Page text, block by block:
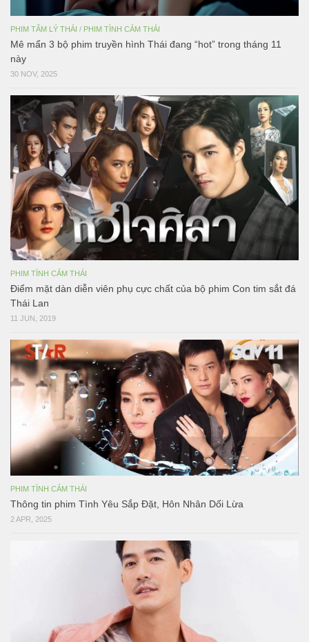
PHIM TÂM LÝ THÁI / PHIM TÌNH CẢM THÁI
Mê mẩn 3 bộ phim truyền hình Thái đang “hot” trong tháng 11
này
30 NOV, 2025
PHIM TÌNH CẢM THÁI
Điểm mặt dàn diễn viên phụ cực chất của bộ phim Con tim sắt đá
Thái Lan
11 JUN, 2019
PHIM TÌNH CẢM THÁI
Thông tin phim Tình Yêu Sắp Đặt, Hôn Nhân Dối Lừa
2 APR, 2025